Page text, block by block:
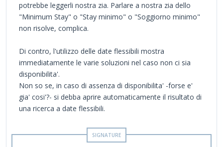
potrebbe leggerli nostra zia. Parlare a nostra zia dello
"Minimum Stay" o "Stay minimo" o "Soggiorno minimo"
non risolve, complica.
Di contro, l'utilizzo delle date flessibili mostra
immediatamente le varie soluzioni nel caso non ci sia
disponibilita'.
Non so se, in caso di assenza di disponibilita' -forse e'
gia' cosi'?- si debba aprire automaticamente il risultato di
una ricerca a date flessibili.